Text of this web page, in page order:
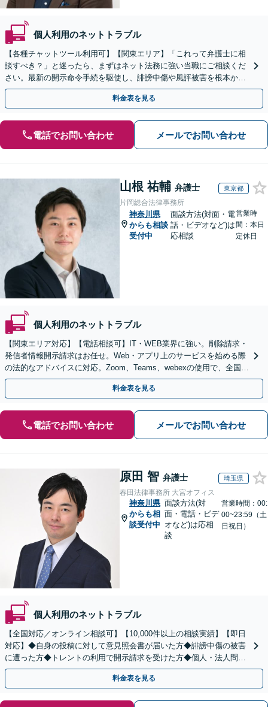
個人利用のネットトラブル
【各種チャットツール利用可】【関東エリア】「これって弁護士に相
談すべき？」と迷ったら、まずはネット法務に強い当職にご相談くだ
さい。最新の開示命令手続を駆使し、誹謗中傷や風評被害を根本から
解決します。最終的な終結を見据えて適切に対応します。
料金表を見る
電話でお問い合わせ メールでお問い合わせ
山根 祐輔 弁護士 東京都
片岡総合法律事務所
神奈川県
からも相談
受付中
面談方法(対面・電
話・ビデオなど)は
応相談
営業時
間：本日
定休日
個人利用のネットトラブル
【関東エリア対応】【電話相談可】IT・WEB業界に強い。削除請求・
発信者情報開示請求はお任せ。Web・アプリ上のサービスを始める際
の法的なアドバイスに対応。Zoom、Teams、webexの使用で、全国か
らのご相談にも対応【平日夜間面談可】
料金表を見る
電話でお問い合わせ メールでお問い合わせ
原田 智 弁護士 埼玉県
春田法律事務所 大宮オフィス
神奈川県
からも相
談受付中
面談方法(対
面・電話・ビデ
オなど)は応相
談
営業時間：00:
00~23:59（土
日祝日）
個人利用のネットトラブル
【全国対応／オンライン相談可】【10,000件以上の相談実績】【即日
対応】◆自身の投稿に対して意見照会書が届いた方◆誹謗中傷の被害
に遭った方◆トレントの利用で開示請求を受けた方◆個人・法人問わ
ず対応◎【来所不要／LINE相談可】
料金表を見る